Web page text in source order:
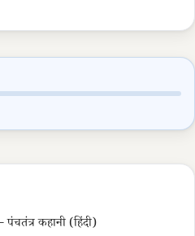
पंचतंत्र कहानी (हिंदी)